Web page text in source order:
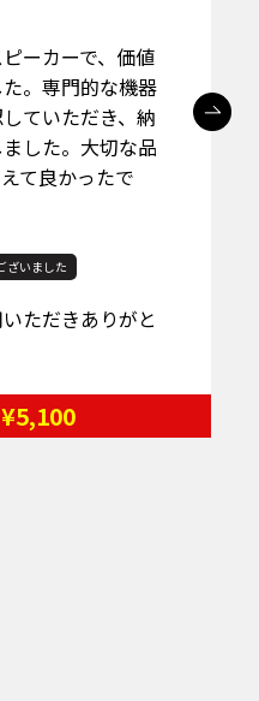
ーカーで、価値
。専門的な機器
ていただき、納
した。大切な品
て良かったで
ざいました
ただきありがと
¥5,100